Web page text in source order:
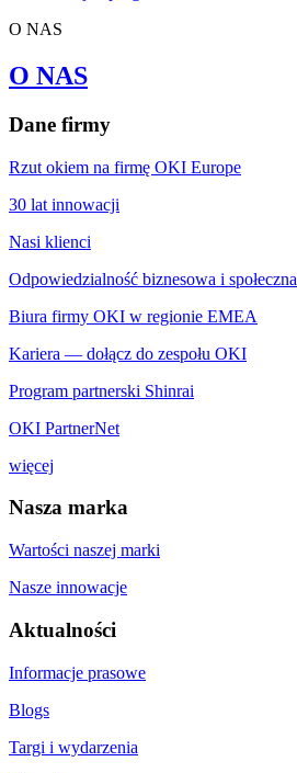
O NAS
O NAS
Dane firmy
Rzut okiem na firmę OKI Europe
30 lat innowacji
Nasi klienci
Odpowiedzialność biznesowa i społeczna
Biura firmy OKI w regionie EMEA
Kariera — dołącz do zespołu OKI
Program partnerski Shinrai
OKI PartnerNet
więcej
Nasza marka
Wartości naszej marki
Nasze innowacje
Aktualności
Informacje prasowe
Blogs
Targi i wydarzenia